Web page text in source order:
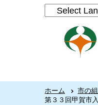
ホーム 市の
第３３回甲賀市